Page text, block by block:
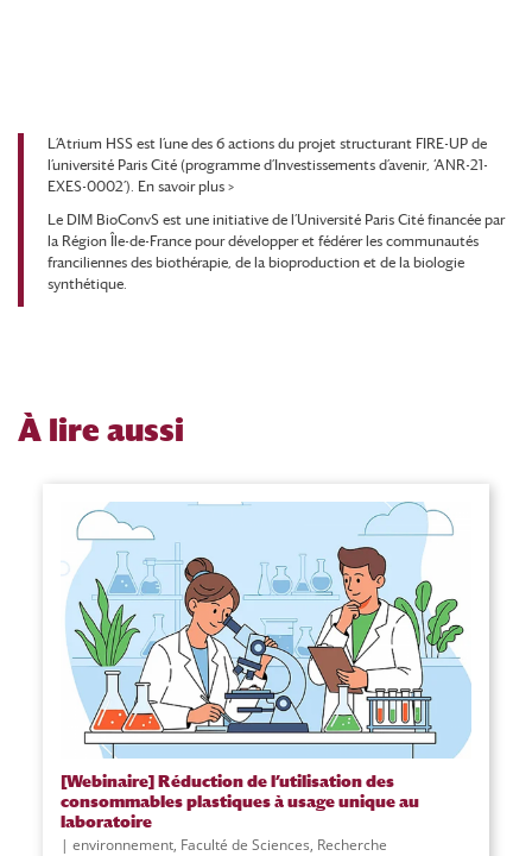
L’Atrium HSS est l’une des 6 actions du projet structurant FIRE-UP de
l’université Paris Cité (programme d’Investissements d’avenir, ‘ANR-21-
EXES-0002’). En savoir plus >
Le DIM BioConvS est une initiative de l’Université Paris Cité financée par
la Région Île-de-France pour développer et fédérer les communautés
franciliennes des biothérapie, de la bioproduction et de la biologie
synthétique.
À lire aussi
[Webinaire] Réduction de l’utilisation des
consommables plastiques à usage unique au
laboratoire
environnement, Faculté de Sciences, Recherche